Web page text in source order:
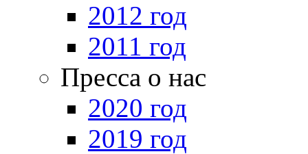
2012 год
2011 год
Пресса о нас
2020 год
2019 год